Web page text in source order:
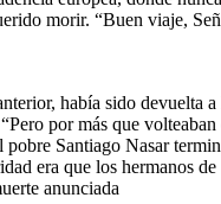
morir. “Buen viaje,
había sido devuelta a
por más que volteaban
Santiago Nasar
era que los hermanos de
anunciada